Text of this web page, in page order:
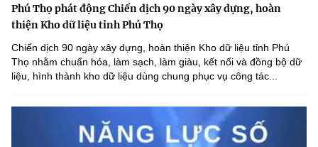
Phú Thọ phát động Chiến dịch 90 ngày xây dựng, hoàn
thiện Kho dữ liệu tỉnh Phú Thọ
Chiến dịch 90 ngày xây dựng, hoàn thiện Kho dữ liệu tỉnh Phú
Thọ nhằm chuẩn hóa, làm sạch, làm giàu, kết nối và đồng bộ dữ
liệu, hình thành kho dữ liệu dùng chung phục vụ công tác...